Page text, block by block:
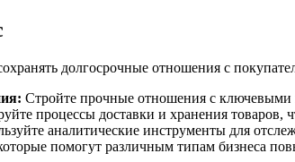
долгосрочные отношения с
Стройте прочные отношения с ключевыми
процессы доставки и хранения товаров,
аналитические инструменты для
помогут различным типам бизнеса